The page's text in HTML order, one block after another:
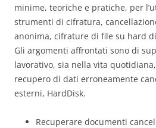
minime, teoriche e pratiche, per
strumenti di cifratura,
anonima, cifrature di file su hard
Gli argomenti affrontati sono di
lavorativo, sia nella vita
recupero di dati erroneamente
esterni, HardDisk.
Recuperare documenti